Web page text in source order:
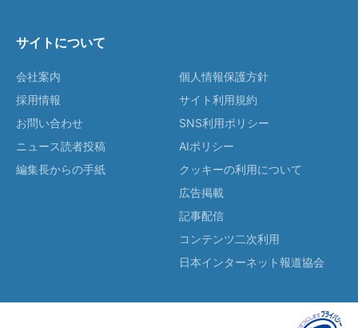
サイトについて
会社案内
採用情報
お問い合わせ
ニュース読者投稿
編集長からの手紙
個人情報保護方針
サイト利用規約
SNS利用ポリシー
AIポリシー
クッキーの利用について
広告掲載
記事配信
コンテンツ二次利用
日本インターネット報道協会